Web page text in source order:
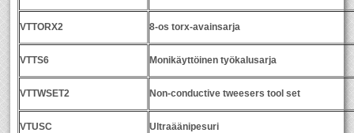
VTTORX2 8-os torx-avainsarja
VTTS6 Monikäyttöinen työkalusarja
VTTWSET2 Non-conductive tweesers tool set
VTUSC Ultraäänipesuri